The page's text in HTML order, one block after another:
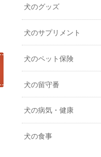
犬のグッズ
犬のサプリメント
犬のペット保険
犬の留守番
犬の病気・健康
犬の食事